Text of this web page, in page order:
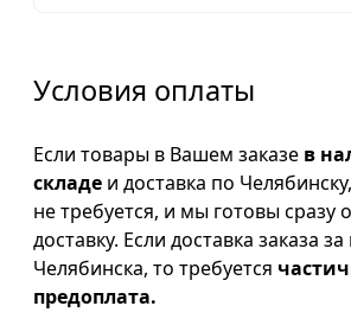
Условия оплаты
Если товары в Вашем заказе в
складе и доставка по
не требуется, и мы готовы сразу
доставку. Если доставка заказа
Челябинска, то требуется
предоплата.